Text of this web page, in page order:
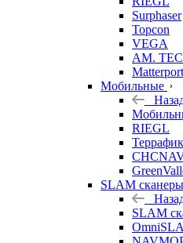
Surphaser
Topcon
VEGA
AM.
Matterport
Мобильные
RIEGL
SLAM сканеры
SLAM